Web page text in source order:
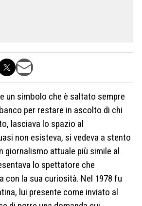
un simbolo che è saltato sempre
per restare in ascolto di chi
lasciava lo spazio al
non esisteva, si vedeva a stento
giornalismo attuale più simile al
lo spettatore che
con la sua curiosità. Nel 1978 fu
lui presente come inviato al